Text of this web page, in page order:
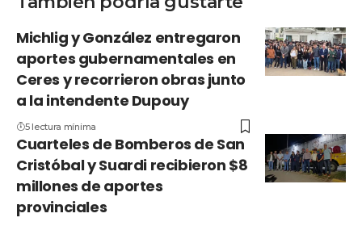
Michlig y González entregaron
aportes gubernamentales en
Ceres y recorrieron obras junto
a la intendente Dupouy
5 lectura mínima
Cuarteles de Bomberos de San
Cristóbal y Suardi recibieron $8
millones de aportes
provinciales